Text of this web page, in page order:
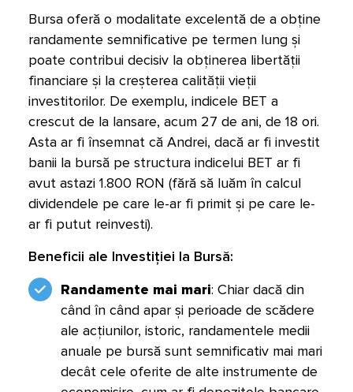
Bursa oferă o modalitate excelentă de a obține
randamente semnificative pe termen lung și
poate contribui decisiv la obținerea libertății
financiare și la creșterea calității vieții
investitorilor. De exemplu, indicele BET a
crescut de la lansare, acum 27 de ani, de 18 ori.
Asta ar fi însemnat că Andrei, dacă ar fi investit
banii la bursă pe structura indicelui BET ar fi
avut astazi 1.800 RON (fără să luăm în calcul
dividendele pe care le-ar fi primit și pe care le-
ar fi putut reinvesti).
Beneficii ale Investiției la Bursă:
Randamente mai mari: Chiar dacă din
când în când apar și perioade de scădere
ale acțiunilor, istoric, randamentele medii
anuale pe bursă sunt semnificativ mai mari
decât cele oferite de alte instrumente de